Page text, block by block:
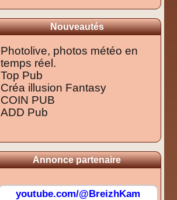
Nouveautés
Photolive, photos météo en
temps réel.
Top Pub
Créa illusion Fantasy
COIN PUB
ADD Pub
Annonce partenaire
youtube.com/@BreizhKam